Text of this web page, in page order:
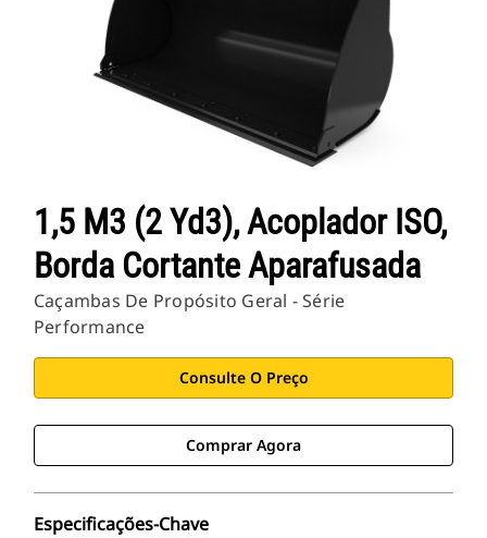
1,5 M3 (2 Yd3), Acoplador ISO,
Borda Cortante Aparafusada
Caçambas De Propósito Geral - Série
Performance
Consulte O Preço
Comprar Agora
Especificações-Chave